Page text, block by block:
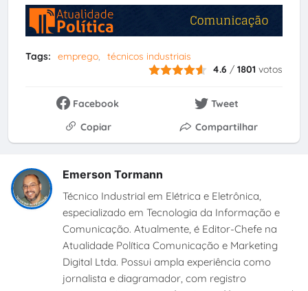
Tags: emprego
técnicos industriais
4.6 /1801 votos
Facebook
Tweet
Copiar
Compartilhar
Emerson Tormann
Técnico Industrial em Elétrica e Eletrônica,
especializado em Tecnologia da Informação e
Comunicação. Atualmente, é Editor-Chefe na
Atualidade Política Comunicação e Marketing
Digital Ltda. Possui ampla experiência como
jornalista e diagramador, com registro